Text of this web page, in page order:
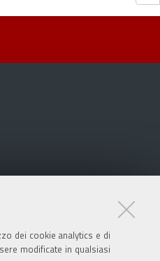
dei cookie analytics e di
modificate in qualsiasi